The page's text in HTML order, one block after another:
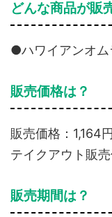
どんな商品が販
●ハワイアンオム
販売価格は？
販売価格：1,164
テイクアウト販売
販売期間は？